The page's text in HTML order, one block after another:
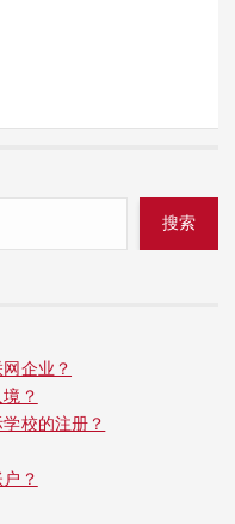
搜索
企业？
？
校的注册？
？